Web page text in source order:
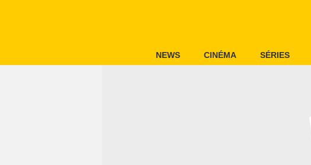
NEWS CINÉMA SÉRIES